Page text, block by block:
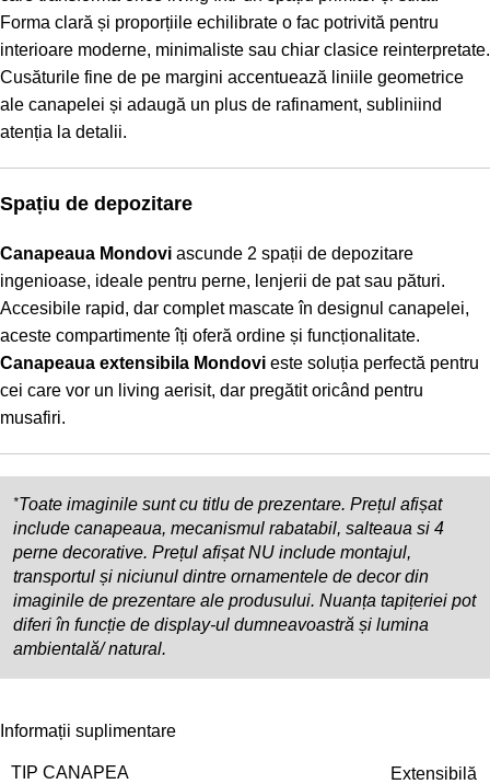
Forma clară și proporțiile echilibrate o fac potrivită pentru
interioare moderne, minimaliste sau chiar clasice reinterpretate.
Cusăturile fine de pe margini accentuează liniile geometrice
ale canapelei și adaugă un plus de rafinament, subliniind
atenția la detalii.
Spațiu de depozitare
Canapeaua Mondovi ascunde 2 spații de depozitare
ingenioase, ideale pentru perne, lenjerii de pat sau pături.
Accesibile rapid, dar complet mascate în designul canapelei,
aceste compartimente îți oferă ordine și funcționalitate.
Canapeaua extensibila Mondovi este soluția perfectă pentru
cei care vor un living aerisit, dar pregătit oricând pentru
musafiri.
*Toate imaginile sunt cu titlu de prezentare. Prețul afișat
include canapeaua, mecanismul rabatabil, salteaua si 4
perne decorative. Prețul afișat NU include montajul,
transportul și niciunul dintre ornamentele de decor din
imaginile de prezentare ale produsului. Nuanța tapițeriei pot
diferi în funcție de display-ul dumneavoastră și lumina
ambientală/ natural.
Informații suplimentare
TIP CANAPEA Extensibilă